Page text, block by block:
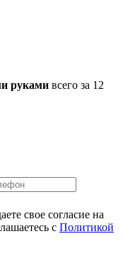
руками всего за 12
свое согласие на
с Политикой